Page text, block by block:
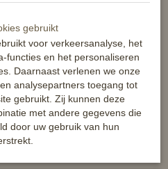
gebruikt
voor verkeersanalyse, het
functies en het personaliseren
Daarnaast verlenen we onze
analysepartners toegang tot
gebruikt. Zij kunnen deze
met andere gegevens die
door uw gebruik van hun